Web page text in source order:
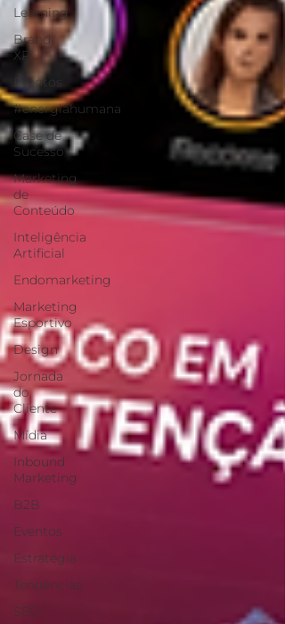
Learning
Brand
XP
Eventos
#energiahumana
Case de
Sucesso
Marketing
de
Conteúdo
Inteligência
Artificial
Endomarketing
Marketing
Esportivo
Design
Jornada
do
Cliente
Mídia
Inbound
Marketing
B2B
Eventos
Estratégia
Tendências
SEO